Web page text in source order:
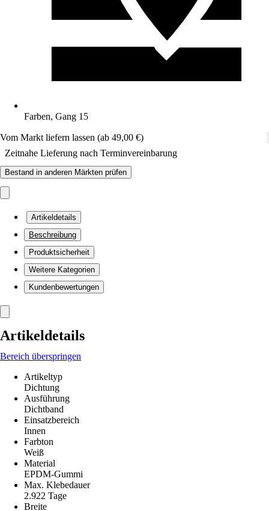
Farben, Gang 15
Vom Markt liefern lassen (ab 49,00 €)
Zeitnahe Lieferung nach Terminvereinbarung
Bestand in anderen Märkten prüfen
Artikeldetails
Beschreibung
Produktsicherheit
Weitere Kategorien
Kundenbewertungen
Artikeldetails
Bereich überspringen
Artikeltyp
Dichtung
Ausführung
Dichtband
Einsatzbereich
Innen
Farbton
Weiß
Material
EPDM-Gummi
Max. Klebedauer
2.922 Tage
Breite